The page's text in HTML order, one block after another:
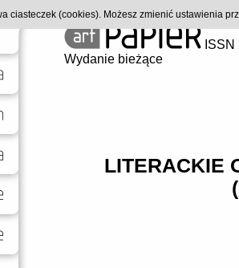
Wydanie bieżące
LITERACKIE
ciasteczek (cookies). Możesz zmienić ustawienia